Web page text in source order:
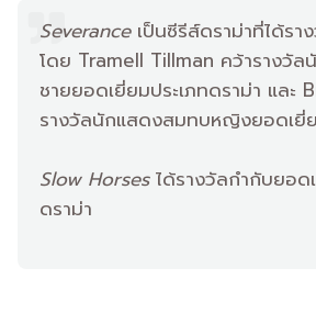
Severanceเป็นซีรีส์ดราม่าที่ได้รา
โดย Tramell Tillman คว้ารางวั
ชายยอดเยี่ยมประเภทดราม่า และ
รางวัลนักแสดงสมทบหญิงยอดเยี่
Slow Horsesได้รางวัลกำกับยอด
ดราม่า